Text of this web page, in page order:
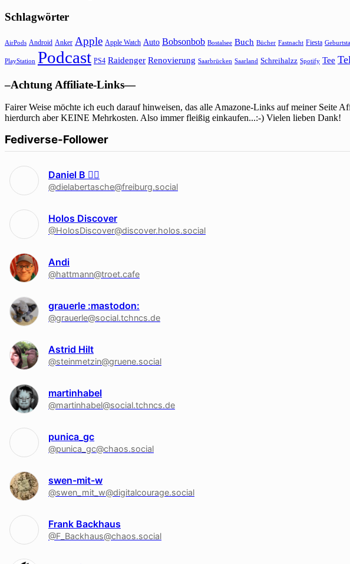
Schlagwörter
AirPods Android Anker Apple Apple Watch Auto Bobsonbob Bostalsee Buch Bücher Fastnacht Fiesta
PlayStation Podcast PS4 Raidenger Renovierung Saarbrücken Saarland Schreihalzz Spotify Tee
–Achtung Affiliate-Links—
Fairer Weise möchte ich euch darauf hinweisen, das alle Amazone-Links auf meiner
hierdurch aber KEINE Mehrkosten. Also immer fleißig einkaufen...:-) Vielen lieben Dank!
Fediverse-Follower
Daniel B 🏳‍🌈
@dielabertasche@freiburg.social
Holos Discover
@HolosDiscover@discover.holos.social
Andi
@hattmann@troet.cafe
grauerle :mastodon:
@grauerle@social.tchncs.de
Astrid Hilt
@steinmetzin@gruene.social
martinhabel
@martinhabel@social.tchncs.de
punica_gc
@punica_gc@chaos.social
swen-mit-w
@swen_mit_w@digitalcourage.social
Frank Backhaus
@F_Backhaus@chaos.social